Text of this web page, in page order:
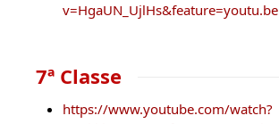
v=HgaUN_UjlHs&feature=youtu.be
7ª Classe
https://www.youtube.com/watch?